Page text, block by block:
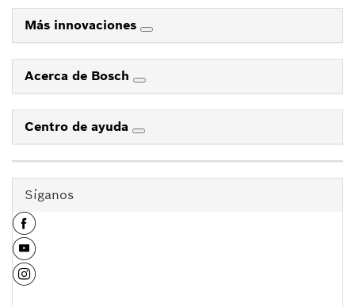
Más innovaciones
Acerca de Bosch
Centro de ayuda
Síganos